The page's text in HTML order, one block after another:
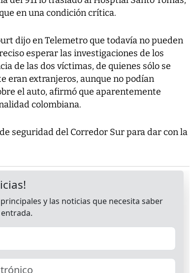
en una condición crítica.
dijo en Telemetro que todavía no pueden
esperar las investigaciones de los
de las dos víctimas, de quienes sólo se
eran extranjeros, aunque no podían
el auto, afirmó que aparentemente
colombiana.
seguridad del Corredor Sur para dar con la